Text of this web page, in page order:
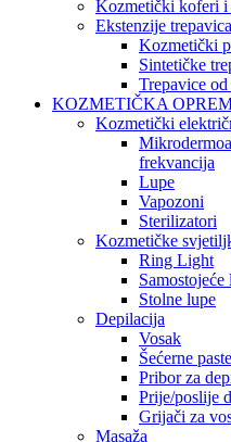
Kozmetički koferi i
Ekstenzije trepavica
Kozmetički
Sintetičke
Trepavice
KOZMETIČKA
Kozmetički
frekvancija
Lupe
Vapozoni
Sterilizatori
Kozmetičke
Ring Light
Samostojeće
Stolne lupe
Depilacija
Vosak
Šećerne paste
Pribor za
Prije/poslije
Grijači za
Masaža